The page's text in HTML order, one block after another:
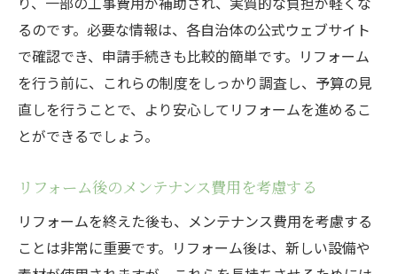
るのです。必要な情報は、各自治体の公式ウェブサイト
で確認でき、申請手続きも比較的簡単です。リフォーム
を行う前に、これらの制度をしっかり調査し、予算の見
直しを行うことで、より安心してリフォームを進めるこ
とができるでしょう。
リフォーム後のメンテナンス費用を考慮する
リフォームを終えた後も、メンテナンス費用を考慮する
ことは非常に重要です。リフォーム後は、新しい設備や